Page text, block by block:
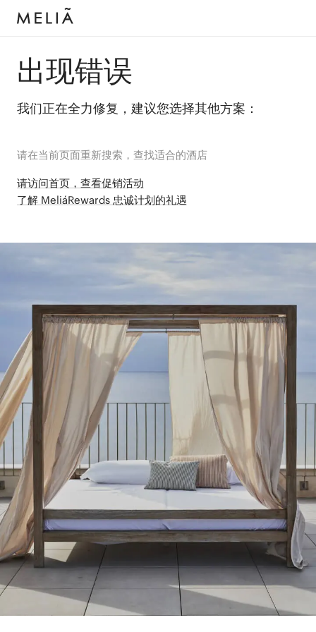
出现错误
我们正在全力修复，建议您选择其他方案：
请在当前页面重新搜索，查找适合的酒店
请访问首页，查看促销活动
了解 MeliáRewards 忠诚计划的礼遇